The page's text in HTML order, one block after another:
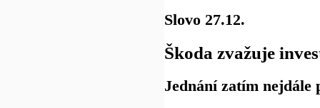
Slovo 27.12.
Škoda zvažuje
Jednání zatím nejdále